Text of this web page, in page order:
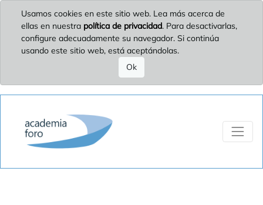
Usamos cookies en este sitio web. Lea más acerca de
ellas en nuestra política de privacidad. Para desactivarlas,
configure adecuadamente su navegador. Si continúa
usando este sitio web, está aceptándolas.
Ok